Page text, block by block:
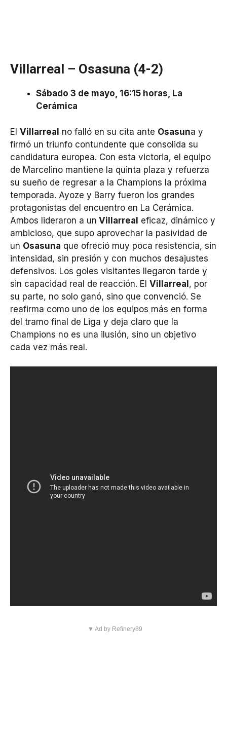
Villarreal – Osasuna (4-2)
Sábado 3 de mayo, 16:15 horas, La
Cerámica
El Villarreal no falló en su cita ante Osasuna y
firmó un triunfo contundente que consolida su
candidatura europea. Con esta victoria, el equipo
de Marcelino mantiene la quinta plaza y refuerza
su sueño de regresar a la Champions la próxima
temporada. Ayoze y Barry fueron los grandes
protagonistas del encuentro en La Cerámica.
Ambos lideraron a un Villarreal eficaz, dinámico y
ambicioso, que supo aprovechar la pasividad de
un Osasuna que ofreció muy poca resistencia, sin
intensidad, sin presión y con muchos desajustes
defensivos. Los goles visitantes llegaron tarde y
sin capacidad real de reacción. El Villarreal, por
su parte, no solo ganó, sino que convenció. Se
reafirma como uno de los equipos más en forma
del tramo final de Liga y deja claro que la
Champions no es una ilusión, sino un objetivo
cada vez más real.
▼ Ad by Refinery89